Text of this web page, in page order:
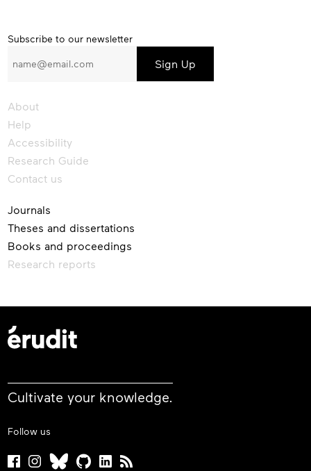
Subscribe
our
Subscribe to our newsletter
About
Help
Accessibility
Research Guide
Contact us
Journals
Theses and dissertations
Books and proceedings
Research reports
Cultivate your knowledge.
Follow us